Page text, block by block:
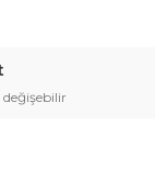
değişebilir